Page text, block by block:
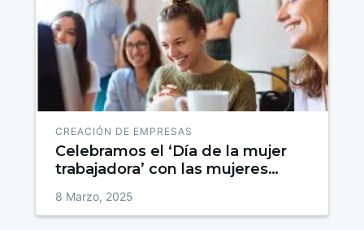
CREACIÓN DE EMPRESAS
Celebramos el ‘Día de la mujer
trabajadora’ con las mujeres
inspiran
8 Marzo, 2025